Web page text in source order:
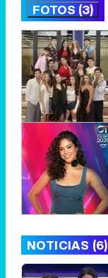
FOTOS (3)
NOTICIAS (6)